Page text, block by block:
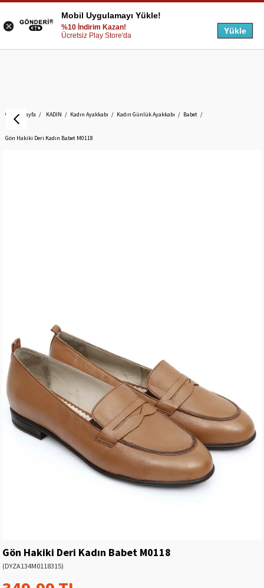
Anasayfa KADIN Kadın Ayakkabı Kadın Günlük Ayakkabı Babet
Gön Hakiki Deri Kadın Babet M0118
Gön Hakiki Deri Kadın Babet M0118
(DYZA134M0118315)
Mobil Uygulamayı Yükle!
%10 İndirim Kazan!
Ücretsiz Play Store'da
Yükle